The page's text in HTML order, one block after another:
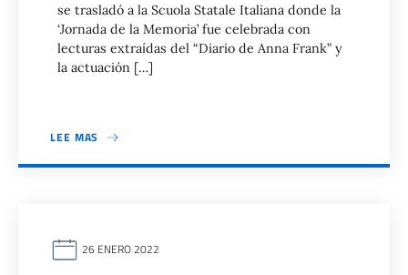
se trasladó a la Scuola Statale Italiana donde la
‘Jornada de la Memoria’ fue celebrada con
lecturas extraídas del “Diario de Anna Frank” y
la actuación […]
LEE MAS
26 ENERO 2022